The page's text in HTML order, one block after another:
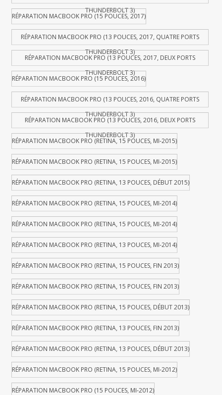
THUNDERBOLT 3)
RÉPARATION MACBOOK PRO (15 POUCES, 2017)
RÉPARATION MACBOOK PRO (13 POUCES, 2017, QUATRE PORTS
THUNDERBOLT 3)
RÉPARATION MACBOOK PRO (13 POUCES, 2017, DEUX PORTS
THUNDERBOLT 3)
RÉPARATION MACBOOK PRO (15 POUCES, 2016)
RÉPARATION MACBOOK PRO (13 POUCES, 2016, QUATRE PORTS
THUNDERBOLT 3)
RÉPARATION MACBOOK PRO (13 POUCES, 2016, DEUX PORTS
THUNDERBOLT 3)
RÉPARATION MACBOOK PRO (RETINA, 15 POUCES, MI-2015)
RÉPARATION MACBOOK PRO (RETINA, 15 POUCES, MI-2015)
RÉPARATION MACBOOK PRO (RETINA, 13 POUCES, DÉBUT 2015)
RÉPARATION MACBOOK PRO (RETINA, 15 POUCES, MI-2014)
RÉPARATION MACBOOK PRO (RETINA, 15 POUCES, MI-2014)
RÉPARATION MACBOOK PRO (RETINA, 13 POUCES, MI-2014)
RÉPARATION MACBOOK PRO (RETINA, 15 POUCES, FIN 2013)
RÉPARATION MACBOOK PRO (RETINA, 15 POUCES, FIN 2013)
RÉPARATION MACBOOK PRO (RETINA, 15 POUCES, DÉBUT 2013)
RÉPARATION MACBOOK PRO (RETINA, 13 POUCES, FIN 2013)
RÉPARATION MACBOOK PRO (RETINA, 13 POUCES, DÉBUT 2013)
RÉPARATION MACBOOK PRO (RETINA, 15 POUCES, MI-2012)
RÉPARATION MACBOOK PRO (15 POUCES, MI-2012)